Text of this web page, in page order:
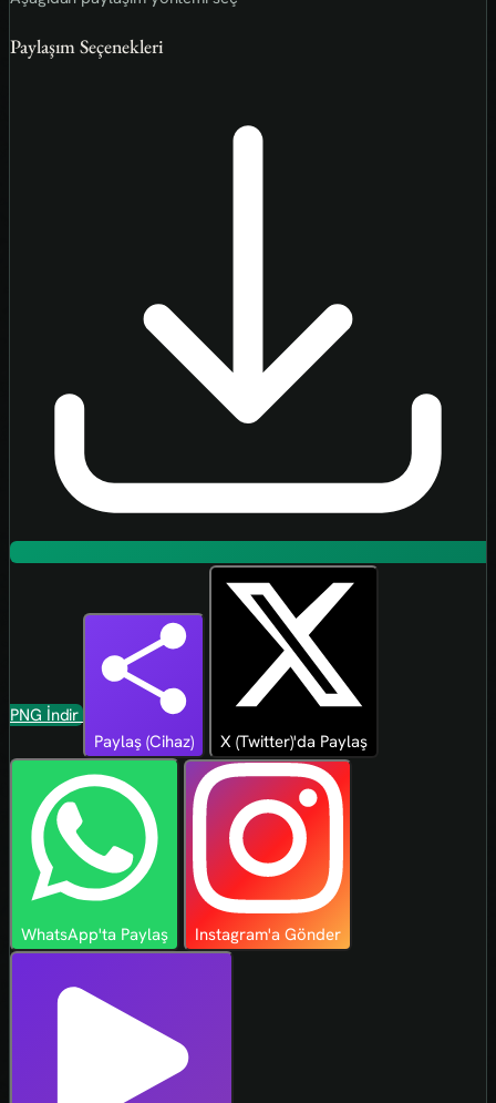
Paylaşım Seçenekleri
PNG İndir
Paylaş (Cihaz)
X (Twitter)'da Paylaş
WhatsApp'ta Paylaş Instagram'a Gönder